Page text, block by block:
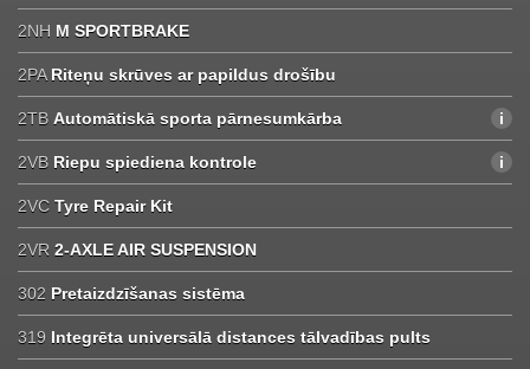
2NH M SPORTBRAKE
2PA Riteņu skrūves ar papildus drošību
2TB Automātiskā sporta pārnesumkārba
2VB Riepu spiediena kontrole
2VC Tyre Repair Kit
2VR 2-AXLE AIR SUSPENSION
302 Pretaizdzīšanas sistēma
319 Integrēta universālā distances tālvadības pults